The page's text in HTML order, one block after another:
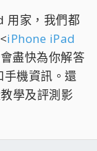
用家，我們都
iPhone iPad
盡快為你解答
機資訊。還
學及評測影